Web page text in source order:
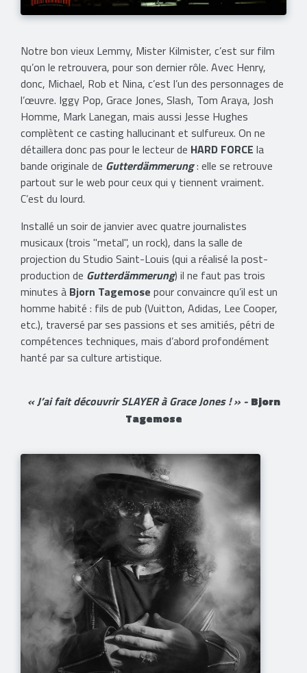
Notre bon vieux Lemmy, Mister Kilmister, c’est sur film
qu’on le retrouvera, pour son dernier rôle. Avec Henry,
donc, Michael, Rob et Nina, c’est l’un des personnages de
l’œuvre. Iggy Pop, Grace Jones, Slash, Tom Araya, Josh
Homme, Mark Lanegan, mais aussi Jesse Hughes
complètent ce casting hallucinant et sulfureux. On ne
détaillera donc pas pour le lecteur de HARD FORCE la
bande originale de Gutterdämmerung: elle se retrouve
partout sur le web pour ceux qui y tiennent vraiment.
C’est du lourd.
Installé un soir de janvier avec quatre journalistes
musicaux (trois "metal", un rock), dans la salle de
projection du Studio Saint-Louis (qui a réalisé la post-
production de Gutterdämmerung) il ne faut pas trois
minutes à Bjorn Tagemose pour convaincre qu’il est un
homme habité : fils de pub (Vuitton, Adidas, Lee Cooper,
etc.), traversé par ses passions et ses amitiés, pétri de
compétences techniques, mais d’abord profondément
hanté par sa culture artistique.
«J’ai fait découvrir SLAYER à Grace Jones !» - Bjorn
Tagemose